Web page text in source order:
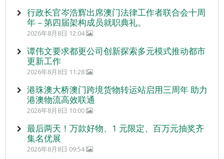
行政长官岑浩辉出席澳门法律工作者联合会十周
年 – 第四届架构成员就职典礼。
2026年8月8日 12:04
谭伟文要求都更公司创新探索多元模式推动都市
更新工作
2026年8月8日 11:28
港珠澳大桥澳门跨境货物转运站启用三周年 助力
港澳物流高效联通
2026年8月8日 10:00
最后两天！万款好物、1 元限定、百万元抽奖齐
集名优展
2026年8月8日 09:54